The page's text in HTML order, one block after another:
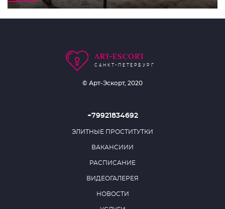
ART-ESCORT
САНКТ-ПЕТЕРБУРГ
© Арт-Эскорт, 2020
+79921834692
ЭЛИТНЫЕ ПРОСТИТУТКИ
ВАКАНСИИИ
РАСПИСАНИЕ
ВИДЕОГАЛЕРЕЯ
НОВОСТИ